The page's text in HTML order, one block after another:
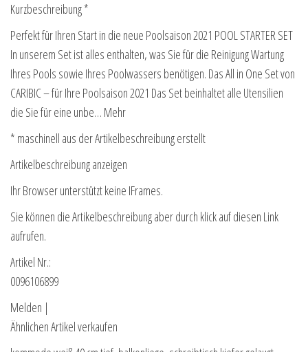
Kurzbeschreibung *
Perfekt für Ihren Start in die neue Poolsaison 2021 POOL STARTER SET
In unserem Set ist alles enthalten, was Sie für die Reinigung Wartung
Ihres Pools sowie Ihres Poolwassers benötigen. Das All in One Set von
CARIBIC – für Ihre Poolsaison 2021 Das Set beinhaltet alle Utensilien
die Sie für eine unbe… Mehr
* maschinell aus der Artikelbeschreibung erstellt
Artikelbeschreibung anzeigen
Ihr Browser unterstützt keine IFrames.
Sie können die Artikelbeschreibung aber durch klick auf diesen Link
aufrufen.
Artikel Nr.:
0096106899
Melden |
Ähnlichen Artikel verkaufen